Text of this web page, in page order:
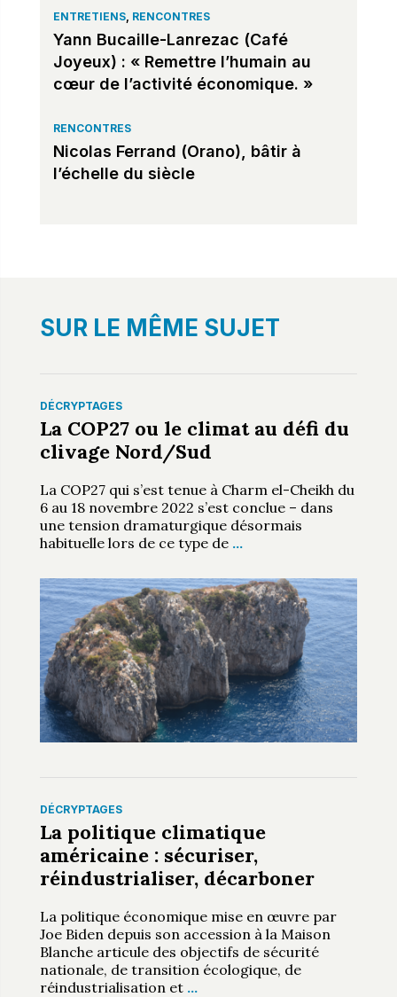
ENTRETIENS, RENCONTRES
Yann Bucaille-Lanrezac (Café
Joyeux) : « Remettre l’humain au
cœur de l’activité économique. »
RENCONTRES
Nicolas Ferrand (Orano), bâtir à
l’échelle du siècle
SUR LE MÊME SUJET
DÉCRYPTAGES
La COP27 ou le climat au défi du
clivage Nord/Sud
La COP27 qui s’est tenue à Charm el-Cheikh du
6 au 18 novembre 2022 s’est conclue – dans
une tension dramaturgique désormais
habituelle lors de ce type de …
DÉCRYPTAGES
La politique climatique
américaine : sécuriser,
réindustrialiser, décarboner
La politique économique mise en œuvre par
Joe Biden depuis son accession à la Maison
Blanche articule des objectifs de sécurité
nationale, de transition écologique, de
réindustrialisation et …